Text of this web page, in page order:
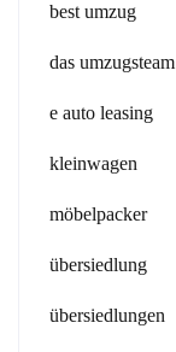
best umzug
das umzugsteam
e auto leasing
kleinwagen
möbelpacker
übersiedlung
übersiedlungen